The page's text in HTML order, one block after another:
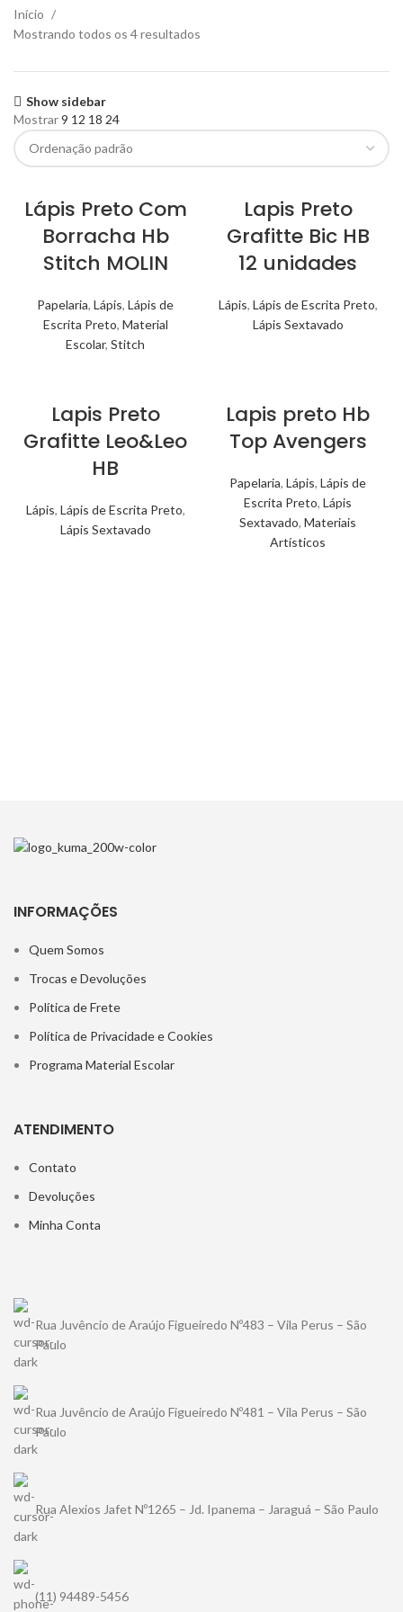
Início
Mostrando todos os 4 resultados
Show sidebar
Mostrar9 12 18 24
Lápis Preto Com
Borracha Hb
Stitch MOLIN
Papelaria, Lápis, Lápis de
Escrita Preto, Material
Escolar, Stitch
Lapis Preto
Grafitte Bic HB
12 unidades
Lápis, Lápis de Escrita Preto,
Lápis Sextavado
Lapis Preto
Grafitte Leo&Leo
HB
Lápis, Lápis de Escrita Preto,
Lápis Sextavado
Lapis preto Hb
Top Avengers
Papelaria, Lápis, Lápis de
Escrita Preto, Lápis
Sextavado, Materiais
Artísticos
INFORMAÇÕES
Quem Somos
Trocas e Devoluções
Política de Frete
Política de Privacidade e Cookies
Programa Material Escolar
ATENDIMENTO
Contato
Devoluções
Minha Conta
Rua Juvêncio de Araújo Figueiredo Nº483 – Vila Perus – São
Paulo
Rua Juvêncio de Araújo Figueiredo Nº481 – Vila Perus – São
Paulo
Rua Alexios Jafet Nº1265 – Jd. Ipanema – Jaraguá – São Paulo
(11) 94489-5456